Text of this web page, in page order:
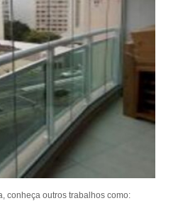
conheça outros trabalhos como: